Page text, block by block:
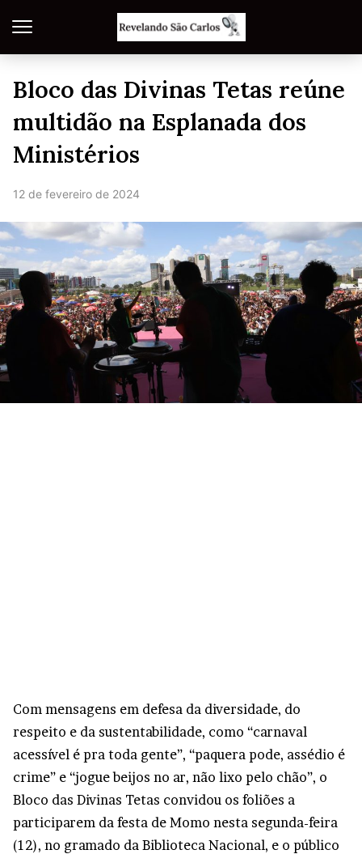
Bloco das Divinas Tetas reúne
multidão na Esplanada dos
Ministérios
12 de fevereiro de 2024
Com mensagens em defesa da diversidade, do
respeito e da sustentabilidade, como “carnaval
acessível é pra toda gente”, “paquera pode, assédio é
crime” e “jogue beijos no ar, não lixo pelo chão”, o
Bloco das Divinas Tetas convidou os foliões a
participarem da festa de Momo nesta segunda-feira
(12), no gramado da Biblioteca Nacional, e o público